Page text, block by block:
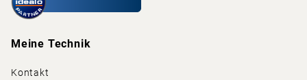
Meine Technik
Kontakt